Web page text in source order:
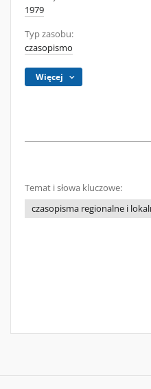
1979
Typ zasobu:
czasopismo
Więcej
Temat i słowa kluczowe:
czasopisma regionalne i